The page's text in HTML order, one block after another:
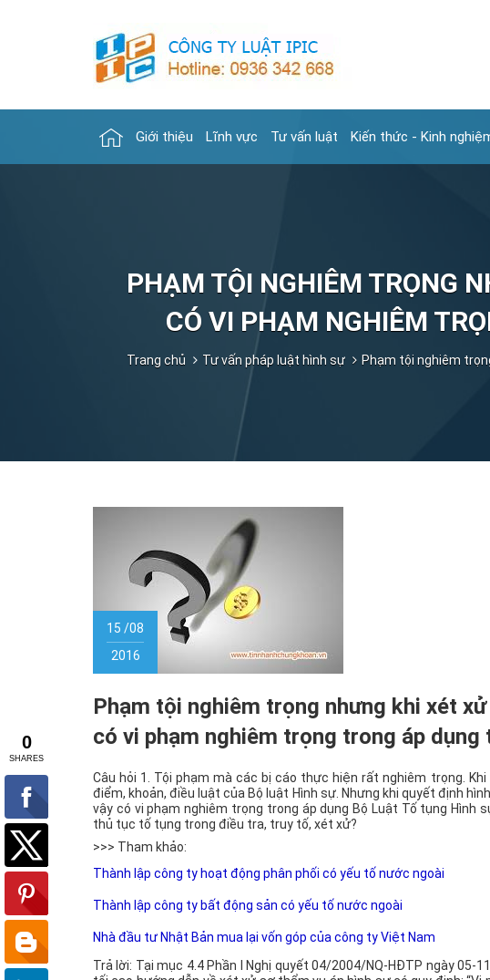
Giới thiệu Lĩnh vực Tư vấn luật Kiến thức - Kinh
PHẠM TỘI NGHIÊM TRỌNG
CÓ VI PHẠM NGHIÊM
Trang chủ Tư vấn pháp luật hình sự Phạm tội nghiêm
15 /08
2016
Phạm tội nghiêm trọng nhưng khi xét
có vi phạm nghiêm trọng trong áp
Câu hỏi 1. Tội phạm mà các bị cáo thực hiện rất nghiêm trọng.
điểm, khoản, điều luật của Bộ luật Hình sự. Nhưng khi quyết định
vậy có vi phạm nghiêm trọng trong áp dụng Bộ Luật Tố tụng Hình
thủ tục tố tụng trong điều tra, truy tố, xét xử?
>>> Tham khảo:
Thành lập công ty hoạt động phân phối có yếu tố nước ngoài
Thành lập công ty bất động sản có yếu tố nước ngoài
Nhà đầu tư Nhật Bản mua lại vốn góp của công ty Việt Nam
Trả lời: Tại mục 4.4 Phần I Nghị quyết 04/2004/NQ-HĐTP ngày 05-